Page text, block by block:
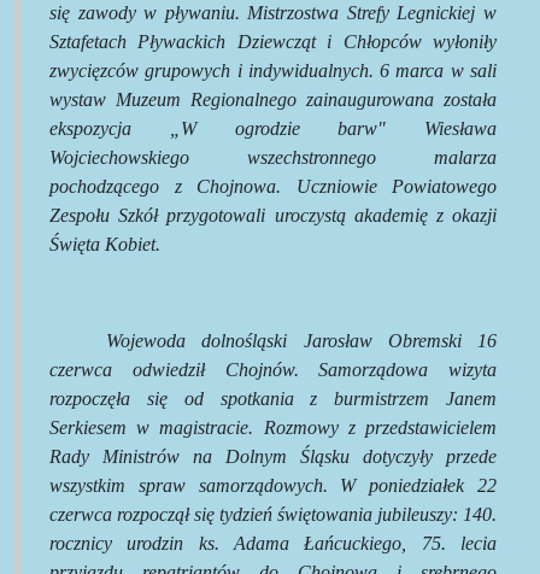
się zawody w pływaniu. Mistrzostwa Strefy Legnickiej w
Sztafetach Pływackich Dziewcząt i Chłopców wyłoniły
zwycięzców grupowych i indywidualnych. 6 marca w sali
wystaw Muzeum Regionalnego zainaugurowana została
ekspozycja „W ogrodzie barw" Wiesława
Wojciechowskiego wszechstronnego malarza
pochodzącego z Chojnowa. Uczniowie Powiatowego
Zespołu Szkół przygotowali uroczystą akademię z okazji
Święta Kobiet.
Wojewoda dolnośląski Jarosław Obremski 16
czerwca odwiedził Chojnów. Samorządowa wizyta
rozpoczęła się od spotkania z burmistrzem Janem
Serkiesem w magistracie. Rozmowy z przedstawicielem
Rady Ministrów na Dolnym Śląsku dotyczyły przede
wszystkim spraw samorządowych. W poniedziałek 22
czerwca rozpoczął się tydzień świętowania jubileuszy: 140.
rocznicy urodzin ks. Adama Łańcuckiego, 75. lecia